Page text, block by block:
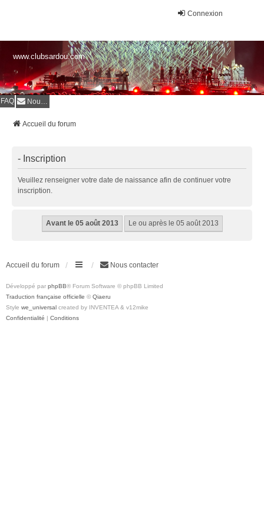
Connexion
www.clubsardou.com
FAQ Nous contacter
Accueil du forum
- Inscription
Veuillez renseigner votre date de naissance afin de continuer votre
inscription.
Accueil du forum Nous contacter
Développé par phpBB® Forum Software © phpBB Limited
Traduction française officielle © Qiaeru
Style we_universal created by INVENTEA & v12mike
Confidentialité | Conditions